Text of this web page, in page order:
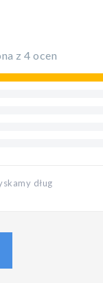
z 4 ocen
dług